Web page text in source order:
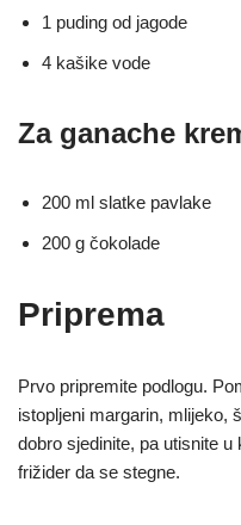
1 puding od jagode
4 kašike vode
Za ganache
200 ml slatke pavlake
200 g čokolade
Priprema
Prvo pripremite podlogu.
istopljeni margarin, mlijeko,
dobro sjedinite, pa utisnite
frižider da se stegne.